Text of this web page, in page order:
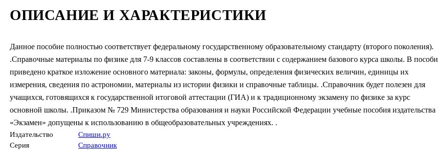
ОПИСАНИЕ И ХАРАКТЕРИСТИКИ
Данное пособие полностью соответствует федеральному государственному образовательному стандарту (второго поколения).
.Справочные материалы по физике для 7-9 классов составлены в соответствии с содержанием базового курса школы. В
приведено краткое изложение основного материала: законы, формулы, определения физических величин, единицы их
измерения, сведения по астрономии, материалы из истории физики и справочные таблицы. .Справочник будет полезен для
учащихся, готовящихся к государственной итоговой аттестации (ГИА) и к традиционному экзамену по физике за курс
основной школы. .Приказом № 729 Министерства образования и науки Российской Федерации учебные пособия издательства
«Экзамен» допущены к использованию в общеобразовательных учреждениях. .
Издательство
Спиши.ру
Серия
Справочник